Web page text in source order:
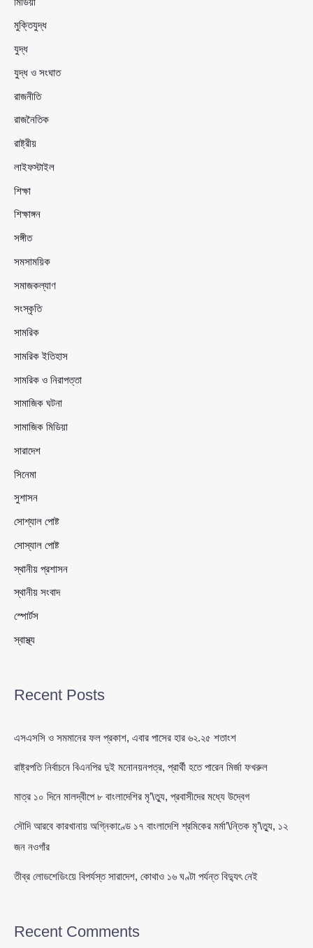
মুক্তিযুদ্ধ
যুদ্ধ
যুদ্ধ ও সংঘাত
রাজনীতি
রাজনৈতিক
রাষ্ট্রীয়
লাইফস্টাইল
শিক্ষা
শিক্ষাঙ্গন
সঙ্গীত
সমসাময়িক
সমাজকল্যাণ
সংস্কৃতি
সামরিক
সামরিক ইতিহাস
সামরিক ও নিরাপত্তা
সামাজিক ঘটনা
সামাজিক মিডিয়া
সারাদেশ
সিনেমা
সুশাসন
সোশ্যাল পোষ্ট
সোস্যাল পোষ্ট
স্থানীয় প্রশাসন
স্থানীয় সংবাদ
স্পোর্টস
স্বাস্থ্য
Recent Posts
এসএসসি ও সমমানের ফল প্রকাশ, এবার পাসের হার ৬২.২৫ শতাংশ
রাষ্ট্রপতি নির্বাচনে বিএনপির দুই মনোনয়নপত্র, প্রার্থী হতে পারেন মির্জা ফখরুল
মাত্র ১০ দিনে মালদ্বীপে ৮ বাংলাদেশির মৃ’\ত্যু, প্রবাসীদের মধ্যে উদ্বেগ
সৌদি আরবে কারখানায় অগ্নিকাণ্ডে ১৭ বাংলাদেশি শ্রমিকের মর্মা’\ন্তিক মৃ’\ত্যু, ১২
জন নওগাঁর
তীব্র লোডশেডিংয়ে বিপর্যস্ত সারাদেশ, কোথাও ১৬ ঘণ্টা পর্যন্ত বিদ্যুৎ নেই
Recent Comments